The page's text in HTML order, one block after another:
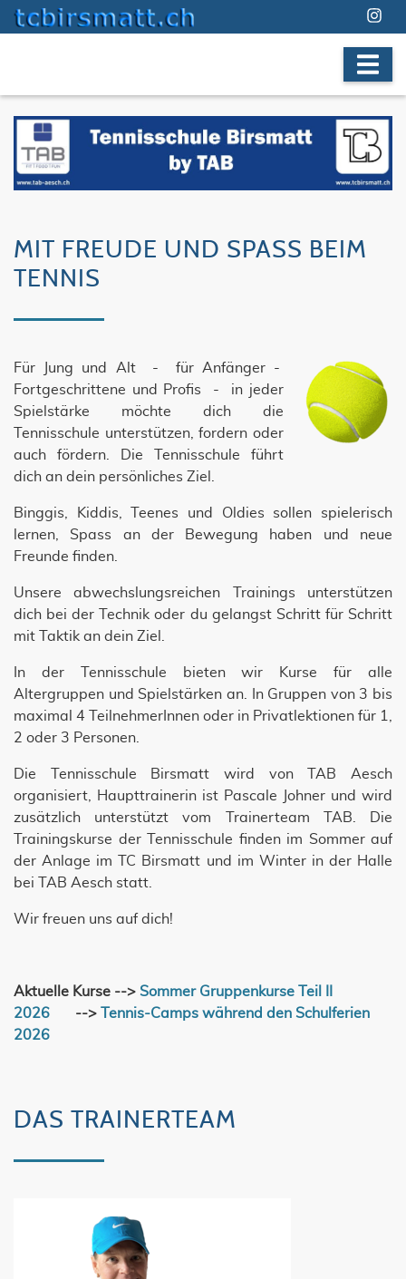
MIT FREUDE UND SPASS BEIM
TENNIS
Für Jung und Alt - für Anfänger -
Fortgeschrittene und Profis - in jeder
Spielstärke möchte dich die
Tennisschule unterstützen, fordern oder
auch fördern. Die Tennisschule führt
dich an dein persönliches Ziel.
Binggis, Kiddis, Teenes und Oldies sollen spielerisch
lernen, Spass an der Bewegung haben und neue
Freunde finden.
Unsere abwechslungsreichen Trainings unterstützen
dich bei der Technik oder du gelangst Schritt für Schritt
mit Taktik an dein Ziel.
In der Tennisschule bieten wir Kurse für alle
Altergruppen und Spielstärken an. In Gruppen von 3 bis
maximal 4 TeilnehmerInnen oder in Privatlektionen für 1,
2 oder 3 Personen.
Die Tennisschule Birsmatt wird von TAB Aesch
organisiert, Haupttrainerin ist Pascale Johner und wird
zusätzlich unterstützt vom Trainerteam TAB. Die
Trainingskurse der Tennisschule finden im Sommer auf
der Anlage im TC Birsmatt und im Winter in der Halle
bei TAB Aesch statt.
Wir freuen uns auf dich!
Aktuelle Kurse --> Sommer Gruppenkurse Teil II
2026 --> Tennis-Camps während den Schulferien
2026
DAS TRAINERTEAM